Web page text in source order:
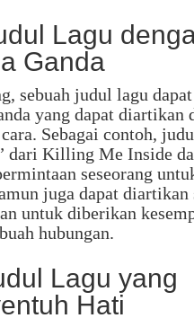
Lagu
Ganda
sebuah judul lagu
yang dapat diartikan
Sebagai contoh,
dari Killing Me Inside
seseorang
juga dapat diartikan
untuk diberikan
hubungan.
Lagu yang
Hati